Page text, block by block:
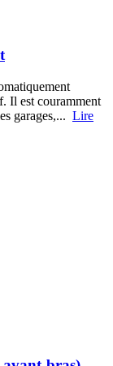
Il est couramment
garages,... Lire